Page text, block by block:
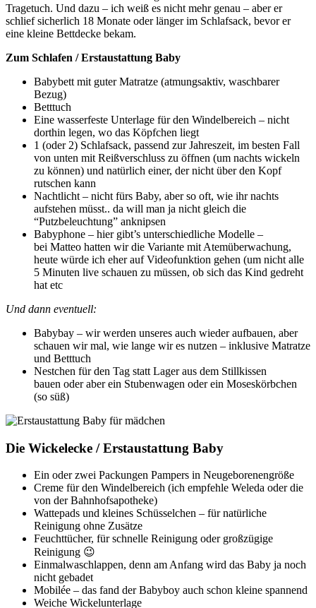
Tragetuch. Und dazu – ich weiß es nicht mehr genau – aber er
schlief sicherlich 18 Monate oder länger im Schlafsack, bevor er
eine kleine Bettdecke bekam.
Zum Schlafen / Erstaustattung Baby
Babybett mit guter Matratze (atmungsaktiv, waschbarer
Bezug)
Betttuch
Eine wasserfeste Unterlage für den Windelbereich – nicht
dorthin legen, wo das Köpfchen liegt
1 (oder 2) Schlafsack, passend zur Jahreszeit, im besten Fall
von unten mit Reißverschluss zu öffnen (um nachts wickeln
zu können) und natürlich einer, der nicht über den Kopf
rutschen kann
Nachtlicht – nicht fürs Baby, aber so oft, wie ihr nachts
aufstehen müsst.. da will man ja nicht gleich die
“Putzbeleuchtung” anknipsen
Babyphone – hier gibt’s unterschiedliche Modelle –
bei Matteo hatten wir die Variante mit Atemüberwachung,
heute würde ich eher auf Videofunktion gehen (um nicht alle
5 Minuten live schauen zu müssen, ob sich das Kind gedreht
hat etc
Und dann eventuell:
Babybay – wir werden unseres auch wieder aufbauen, aber
schauen wir mal, wie lange wir es nutzen – inklusive Matratze
und Betttuch
Nestchen für den Tag statt Lager aus dem Stillkissen
bauen oder aber ein Stubenwagen oder ein Moseskörbchen
(so süß)
Die Wickelecke / Erstaustattung Baby
Ein oder zwei Packungen Pampers in Neugeborenengröße
Creme für den Windelbereich (ich empfehle Weleda oder die
von der Bahnhofsapotheke)
Wattepads und kleines Schüsselchen – für natürliche
Reinigung ohne Zusätze
Feuchttücher, für schnelle Reinigung oder großzügige
Reinigung 😉
Einmalwaschlappen, denn am Anfang wird das Baby ja noch
nicht gebadet
Mobilée – das fand der Babyboy auch schon kleine spannend
Weiche Wickelunterlage